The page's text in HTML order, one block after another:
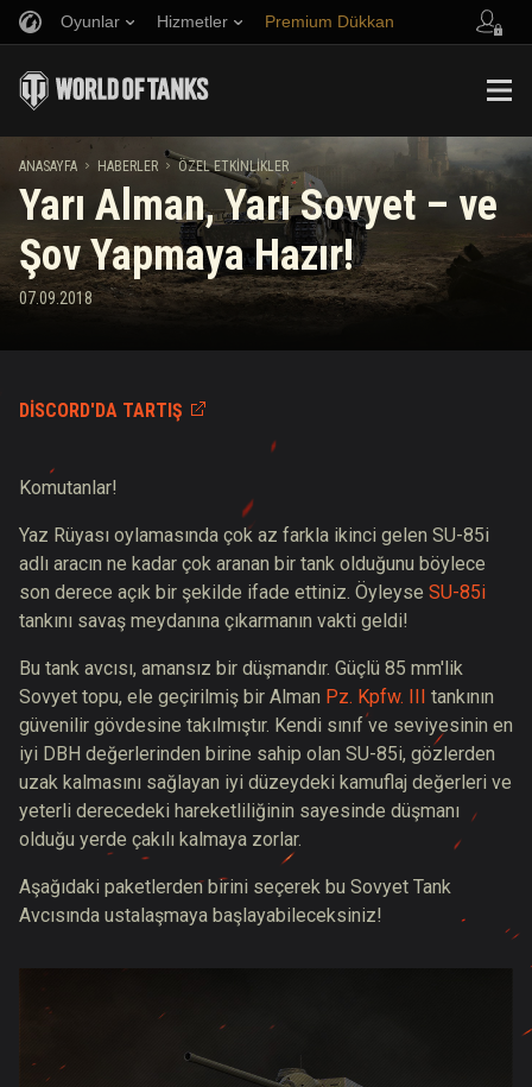
Oyunlar Hizmetler Premium Dükkan
Müzik
Adil Oyun Politikası
Wargaming.net Game Center
Twitch Ganimetleri Rehberi
Arkadaş Öner
Discord
Mod Merkezi
Medya
ANASAYFA HABERLER ÖZEL ETKINLIKLER
Yarı Alman, Yarı Sovyet – ve
Şov Yapmaya Hazır!
07.09.2018
DISCORD'DA TARTIŞ
Komutanlar!
Yaz Rüyası oylamasında çok az farkla ikinci gelen SU-85i
adlı aracın ne kadar çok aranan bir tank olduğunu böylece
son derece açık bir şekilde ifade ettiniz. Öyleyse SU-85i
tankını savaş meydanına çıkarmanın vakti geldi!
Bu tank avcısı, amansız bir düşmandır. Güçlü 85 mm'lik
Sovyet topu, ele geçirilmiş bir Alman Pz. Kpfw. III tankının
güvenilir gövdesine takılmıştır. Kendi sınıf ve seviyesinin en
iyi DBH değerlerinden birine sahip olan SU-85i, gözlerden
uzak kalmasını sağlayan iyi düzeydeki kamuflaj değerleri ve
yeterli derecedeki hareketliliğinin sayesinde düşmanı
olduğu yerde çakılı kalmaya zorlar.
Aşağıdaki paketlerden birini seçerek bu Sovyet Tank
Avcısında ustalaşmaya başlayabileceksiniz!